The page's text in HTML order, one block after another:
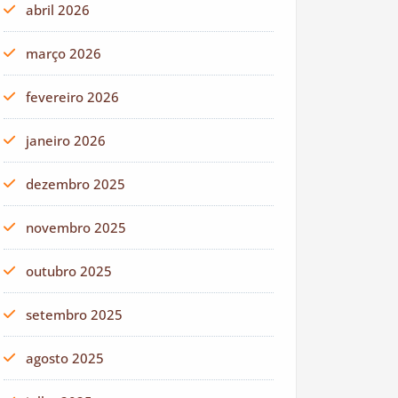
abril 2026
março 2026
fevereiro 2026
janeiro 2026
dezembro 2025
novembro 2025
outubro 2025
setembro 2025
agosto 2025